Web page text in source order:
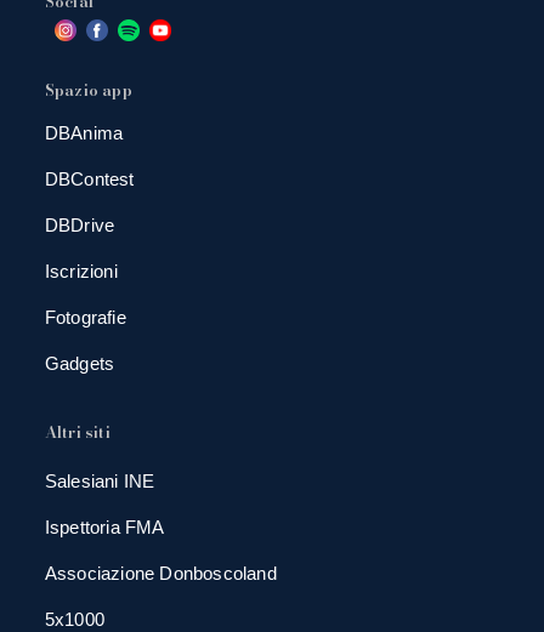
Spazio app
DBAnima
DBContest
DBDrive
Iscrizioni
Fotografie
Gadgets
Altri siti
Salesiani INE
Ispettoria FMA
Associazione Donboscoland
5x1000